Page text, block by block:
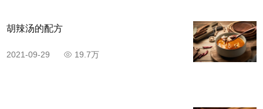
步骤7
锅中倒少许油，放入大葱炒香，放入尖椒翻炒。
胡辣汤的配方
2021-09-29 19.7万